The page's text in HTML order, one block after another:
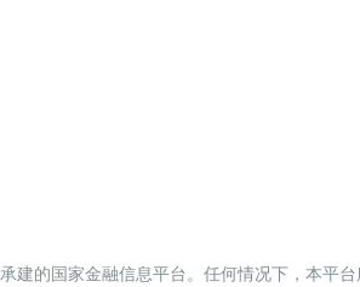
建的国家金融信息平台。任何情况下，本平